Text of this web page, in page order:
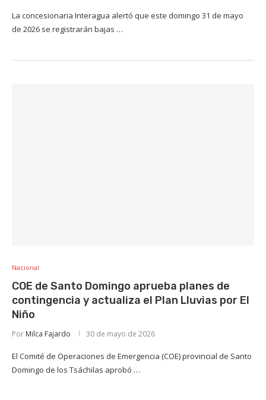
La concesionaria Interagua alertó que este domingo 31 de mayo
de 2026 se registrarán bajas …
Nacional
COE de Santo Domingo aprueba planes de
contingencia y actualiza el Plan Lluvias por El
Niño
Por Milca Fajardo 30 de mayo de 2026
El Comité de Operaciones de Emergencia (COE) provincial de Santo
Domingo de los Tsáchilas aprobó …